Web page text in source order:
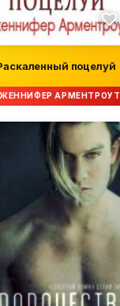
поцелуй
АРМЕНТРОУТ